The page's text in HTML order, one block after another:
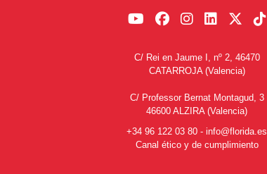
C/ Rei en Jaume I, nº 2, 46470
CATARROJA (Valencia)
C/ Professor Bernat Montagud, 3
46600 ALZIRA (Valencia)
+34 96 122 03 80 - info@florida.es
Canal ético y de cumplimiento